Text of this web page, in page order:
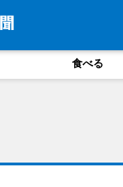
食べる